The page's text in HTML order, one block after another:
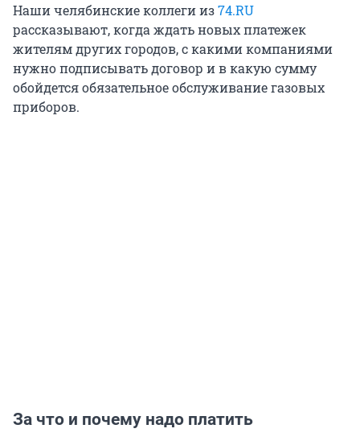
Наши челябинские коллеги из74.RU
рассказывают, когда ждать новых платежек
жителям других городов, с какими компаниями
нужно подписывать договор и в какую сумму
обойдется обязательное обслуживание газовых
приборов.
За что и почему надо платить